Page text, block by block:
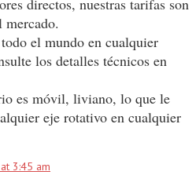
directos, nuestras tarifas son
mercado.
el mundo en cualquier
los detalles técnicos en
es móvil, liviano, lo que le
eje rotativo en cualquier
3:45 am